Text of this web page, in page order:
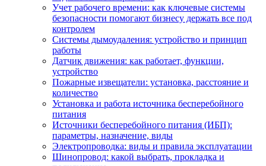
Учет рабочего времени: как ключевые системы
безопасности помогают бизнесу держать все под
контролем
Системы дымоудаления: устройство и принцип
работы
Датчик движения: как работает, функции,
устройство
Пожарные извещатели: установка, расстояние и
количество
Установка и работа источника бесперебойного
питания
Источники бесперебойного питания (ИБП):
параметры, назначение, виды
Электропроводка: виды и правила эксплуатации
Шинопровод: какой выбрать, прокладка и